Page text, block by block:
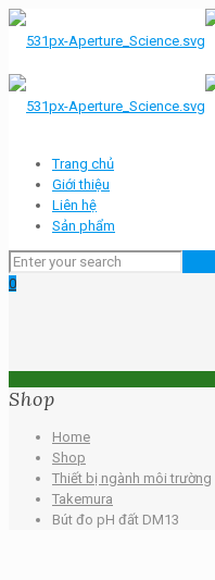
Trang chủ
Giới thiệu
Liên hệ
Sản phẩm
0
Shop
Home
Shop
Thiết bị ngành môi trường
Takemura
Bút đo pH đất DM13